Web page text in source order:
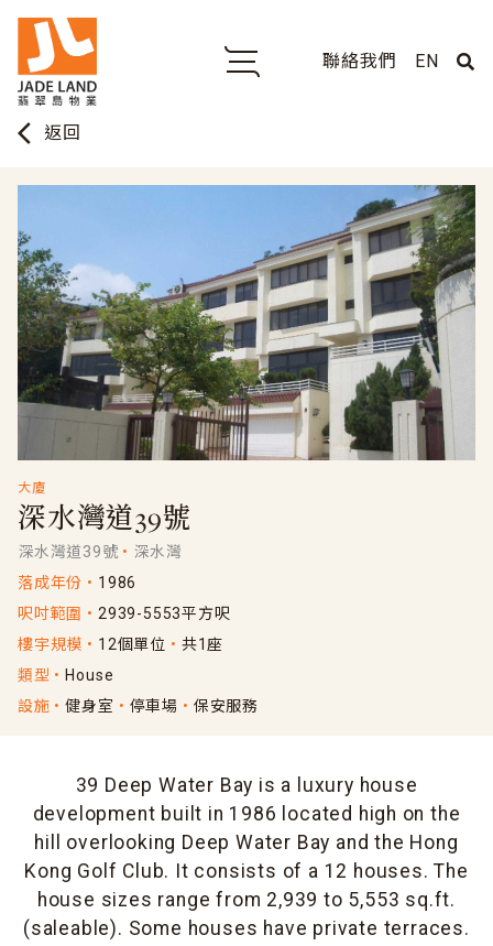
聯絡我們 EN
arrow_back_ios 返回
大廈
深水灣道39號
深水灣道39號
深水灣
落成年份
1986
呎吋範圍
2939-5553平方呎
樓宇規模
12個單位
共1座
類型
House
設施
健身室 停車場 保安服務
39 Deep Water Bay is a luxury house
development built in 1986 located high on the
hill overlooking Deep Water Bay and the Hong
Kong Golf Club. It consists of a 12 houses. The
house sizes range from 2,939 to 5,553 sq.ft.
(saleable). Some houses have private terraces.